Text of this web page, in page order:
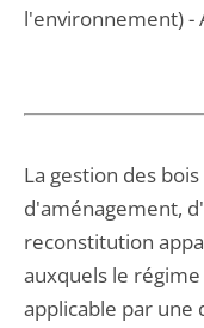
l'environnement) -
La gestion des
d'aménagement,
reconstitution
auxquels le
applicable par une